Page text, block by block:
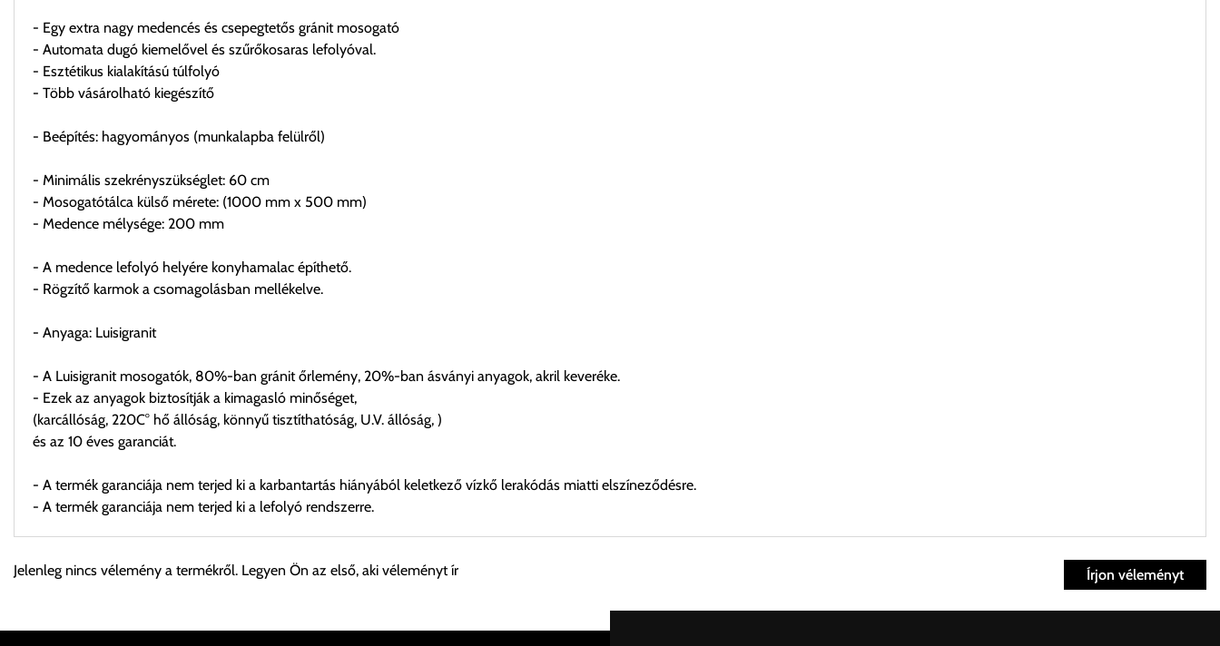
- Egy extra nagy medencés és csepegtetős gránit mosogató
- Automata dugó kiemelővel és szűrőkosaras lefolyóval.
- Esztétikus kialakítású túlfolyó
- Több vásárolható kiegészítő
- Beépítés: hagyományos (munkalapba felülről)
- Minimális szekrényszükséglet: 60 cm
- Mosogatótálca külső mérete: (1000 mm x 500 mm)
- Medence mélysége: 200 mm
- A medence lefolyó helyére konyhamalac építhető.
- Rögzítő karmok a csomagolásban mellékelve.
- Anyaga: Luisigranit
- A Luisigranit mosogatók, 80%-ban gránit őrlemény, 20%-ban ásványi anyagok, akril keveréke.
- Ezek az anyagok biztosítják a kimagasló minőséget,
(karcállóság, 220C° hő állóság, könnyű tisztíthatóság, U.V. állóság, )
és az 10 éves garanciát.
- A termék garanciája nem terjed ki a karbantartás hiányából keletkező vízkő lerakódás miatti elszíneződésre.
- A termék garanciája nem terjed ki a lefolyó rendszerre.
Személyes átvétel:
Önnek lehetősége van rendelését a beérkezést követően ingyenesen átvenni Budapesti Cégcsoportunk Stúdiójában előre egyeztetett időpontban.
Írjon véleményt
Jelenleg nincs vélemény a termékről. Legyen Ön az első, aki véleményt ír